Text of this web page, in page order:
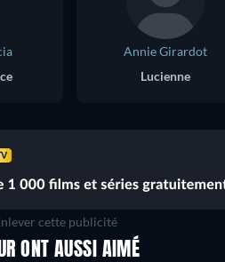
Annie Girardot
Lucienne
cette publicité
ONT AUSSI AIMÉ